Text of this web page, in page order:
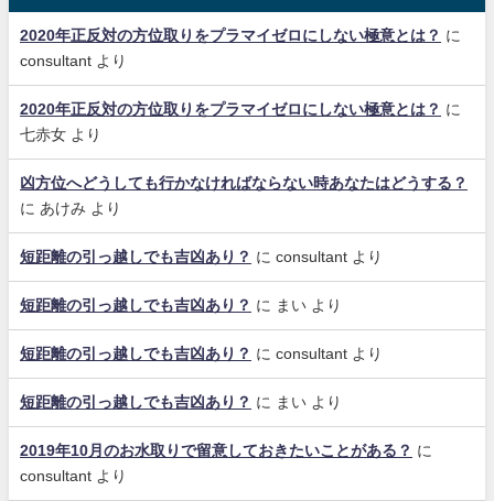
2020年正反対の方位取りをプラマイゼロにしない極意とは？ に
consultant より
2020年正反対の方位取りをプラマイゼロにしない極意とは？ に
七赤女 より
凶方位へどうしても行かなければならない時あなたはどうする？
に あけみ より
短距離の引っ越しでも吉凶あり？ に consultant より
短距離の引っ越しでも吉凶あり？ に まい より
短距離の引っ越しでも吉凶あり？ に consultant より
短距離の引っ越しでも吉凶あり？ に まい より
2019年10月のお水取りで留意しておきたいことがある？ に
consultant より